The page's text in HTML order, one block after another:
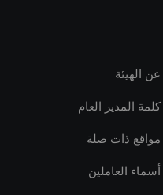
عن الهيئة
كلمة المدير العام
مواقع ذات صلة
أسماء العاملين